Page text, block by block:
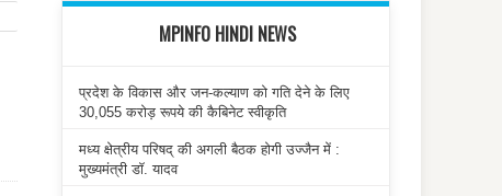
MPINFO HINDI NEWS
प्रदेश के विकास और जन-कल्याण को गति देने के लिए
30,055 करोड़ रूपये की कैबिनेट स्वीकृति
मध्य क्षेत्रीय परिषद् की अगली बैठक होगी उज्जैन में :
मुख्यमंत्री डॉ. यादव